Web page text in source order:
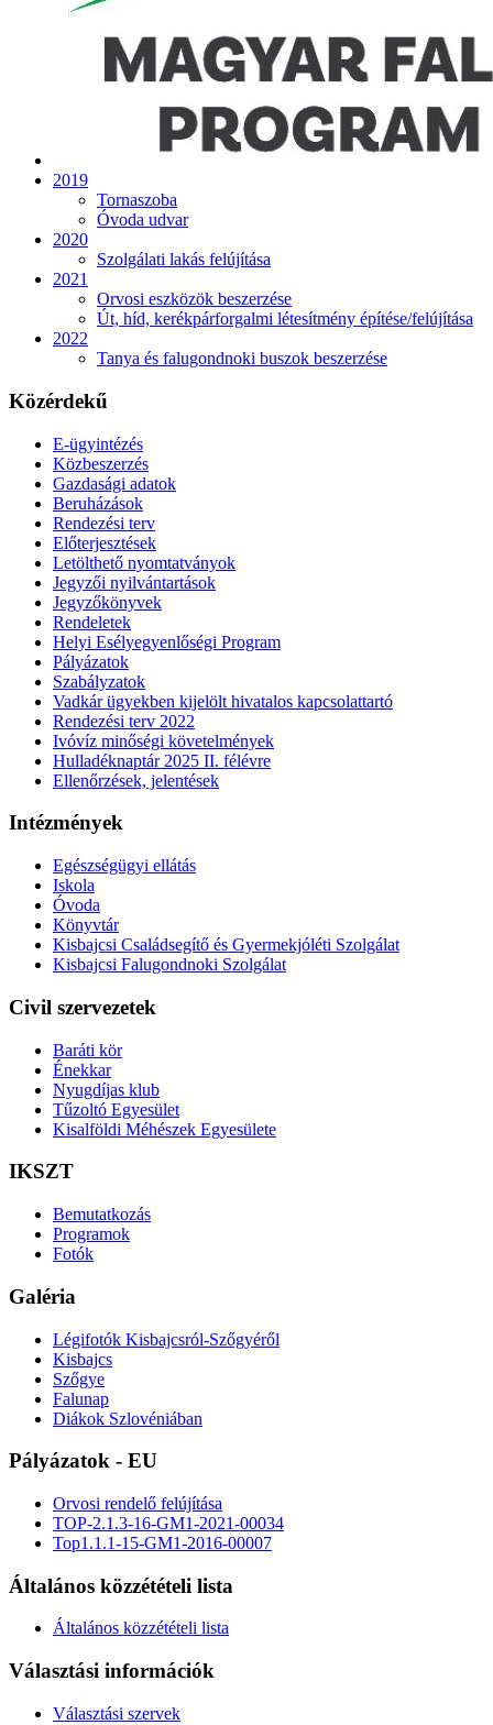
2019
Tornaszoba
Óvoda udvar
2020
Szolgálati lakás felújítása
2021
Orvosi eszközök beszerzése
Út, híd, kerékpárforgalmi létesítmény építése/felújítása
2022
Tanya és falugondnoki buszok beszerzése
Közérdekű
E-ügyintézés
Közbeszerzés
Gazdasági adatok
Beruházások
Rendezési terv
Előterjesztések
Letölthető nyomtatványok
Jegyzői nyilvántartások
Jegyzőkönyvek
Rendeletek
Helyi Esélyegyenlőségi Program
Pályázatok
Szabályzatok
Vadkár ügyekben kijelölt hivatalos kapcsolattartó
Rendezési terv 2022
Ivóvíz minőségi követelmények
Hulladéknaptár 2025 II. félévre
Ellenőrzések, jelentések
Intézmények
Egészségügyi ellátás
Iskola
Óvoda
Könyvtár
Kisbajcsi Családsegítő és Gyermekjóléti Szolgálat
Kisbajcsi Falugondnoki Szolgálat
Civil szervezetek
Baráti kör
Énekkar
Nyugdíjas klub
Tűzoltó Egyesület
Kisalföldi Méhészek Egyesülete
IKSZT
Bemutatkozás
Programok
Fotók
Galéria
Légifotók Kisbajcsról-Szőgyéről
Kisbajcs
Szőgye
Falunap
Diákok Szlovéniában
Pályázatok - EU
Orvosi rendelő felújítása
TOP-2.1.3-16-GM1-2021-00034
Top1.1.1-15-GM1-2016-00007
Általános közzétételi lista
Általános közzétételi lista
Választási információk
Választási szervek